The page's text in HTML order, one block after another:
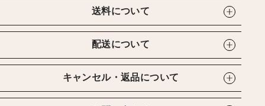
送料について
配送について
キャンセル・返品について